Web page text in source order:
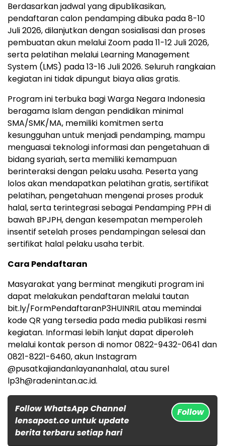
Berdasarkan jadwal yang dipublikasikan,
pendaftaran calon pendamping dibuka pada 8-10
Juli 2026, dilanjutkan dengan sosialisasi dan proses
pembuatan akun melalui Zoom pada 11-12 Juli 2026,
serta pelatihan melalui Learning Management
System (LMS) pada 13-16 Juli 2026. Seluruh rangkaian
kegiatan ini tidak dipungut biaya alias gratis.
Program ini terbuka bagi Warga Negara Indonesia
beragama Islam dengan pendidikan minimal
SMA/SMK/MA, memiliki komitmen serta
kesungguhan untuk menjadi pendamping, mampu
menguasai teknologi informasi dan pengetahuan di
bidang syariah, serta memiliki kemampuan
berinteraksi dengan pelaku usaha. Peserta yang
lolos akan mendapatkan pelatihan gratis, sertifikat
pelatihan, pengetahuan mengenai proses produk
halal, serta terintegrasi sebagai Pendamping PPH di
bawah BPJPH, dengan kesempatan memperoleh
insentif setelah proses pendampingan selesai dan
sertifikat halal pelaku usaha terbit.
Cara Pendaftaran
Masyarakat yang berminat mengikuti program ini
dapat melakukan pendaftaran melalui tautan
bit.ly/FormPendaftaranP3HUINRIL atau memindai
kode QR yang tersedia pada media publikasi resmi
kegiatan. Informasi lebih lanjut dapat diperoleh
melalui kontak person di nomor 0822-9432-0641 dan
0821-8221-6460, akun Instagram
@pusatkajiandanlayananhalal, atau surel
lp3h@radenintan.ac.id.
Follow WhatsApp Channel
lensapost.co untuk update
berita terbaru setiap hari
Follow